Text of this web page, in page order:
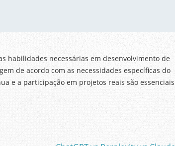
habilidades necessárias em desenvolvimento de
de acordo com as necessidades específicas do
e a participação em projetos reais são essenciais